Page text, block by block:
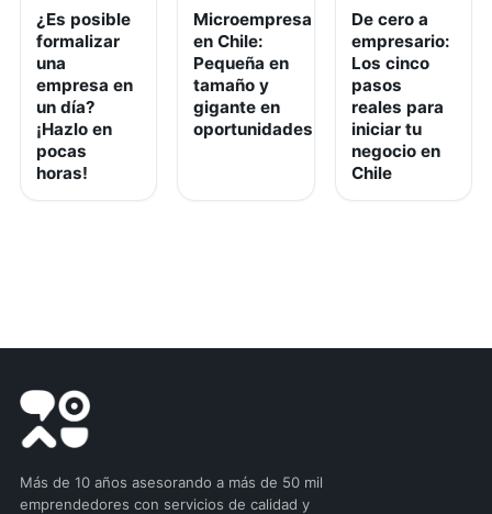
¿Es posible
formalizar
una
empresa en
un día?
¡Hazlo en
pocas
horas!
Microempresa
en Chile:
Pequeña en
tamaño y
gigante en
oportunidades
De cero a
empresario:
Los cinco
pasos
reales para
iniciar tu
negocio en
Chile
Más de 10 años asesorando a más de 50 mil
emprendedores con servicios de calidad y